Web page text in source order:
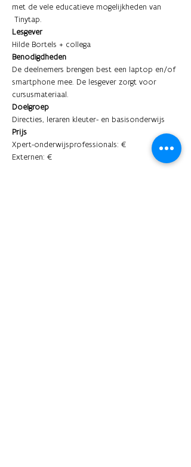
met de vele educatieve mogelijkheden van
Tinytap.
Lesgever
Hilde Bortels + collega
Benodigdheden
De deelnemers brengen best een laptop en/of
smartphone mee. De lesgever zorgt voor
cursusmateriaal.
Doelgroep
Directies, leraren kleuter- en basisonderwijs
Prijs
Xpert-onderwijsprofessionals: €
Externen: €